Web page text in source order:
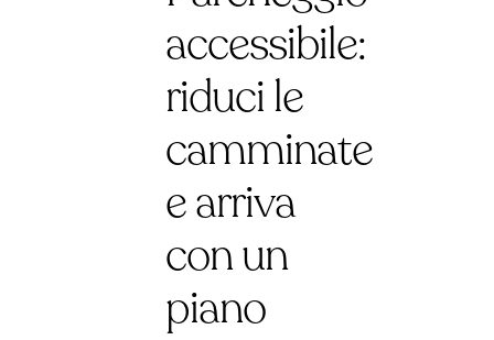
accessibile:
riduci le
camminate
e arriva
con un
piano